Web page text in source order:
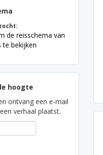
de reisschema van
bekijken
hoogte
ontvang een e-mail
verhaal plaatst.